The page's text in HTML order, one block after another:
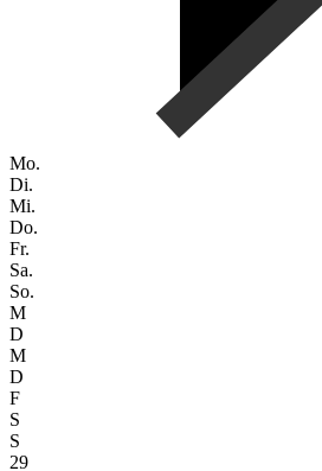
Mo.
Di.
Mi.
Do.
Fr.
Sa.
So.
M
D
M
D
F
S
S
29